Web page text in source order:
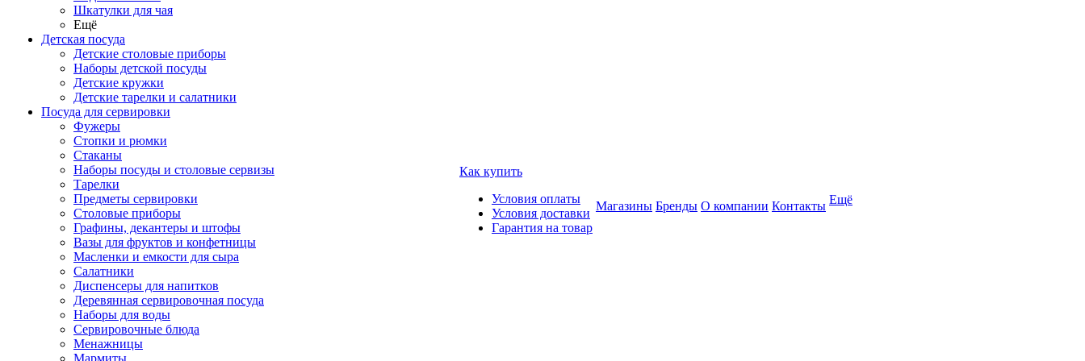
Шкатулки для чая
Ещё
Детская посуда
Детские столовые приборы
Наборы детской посуды
Детские кружки
Детские тарелки и салатники
Посуда для сервировки
Фужеры
Стопки и рюмки
Стаканы
Наборы посуды и столовые сервизы
Тарелки
Предметы сервировки
Столовые приборы
Графины, декантеры и штофы
Вазы для фруктов и конфетницы
Масленки и емкости для сыра
Салатники
Диспенсеры для напитков
Деревянная сервировочная посуда
Наборы для воды
Сервировочные блюда
Менажницы
Мармиты
Как купить
Условия оплаты
Условия доставки
Гарантия на товар
Магазины Бренды О компании Контакты Ещё